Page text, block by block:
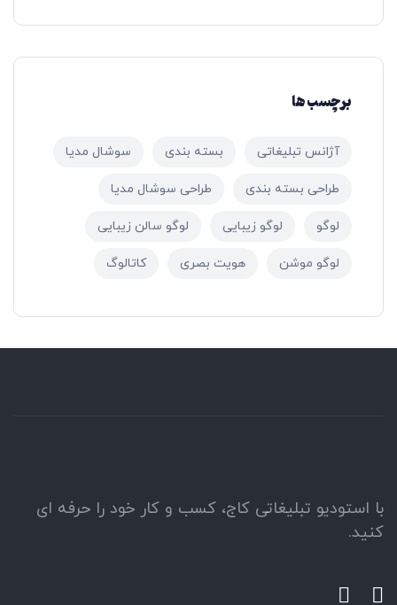
برچسب ها
آژانس تبلیغاتی بسته بندی سوشال مدیا
طراحی بسته بندی طراحی سوشال مدیا
لوگو لوگو زیبایی لوگو سالن زیبایی
لوگو موشن هویت بصری کاتالوگ
با استودیو تبلیغاتی کاج، کسب و کار خود را حرفه ای
کنید.